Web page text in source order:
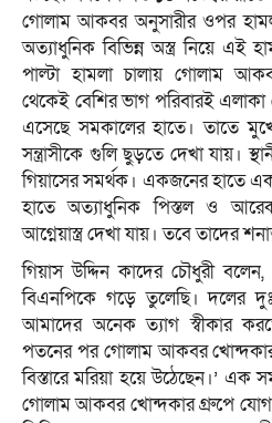
গোলাম আকবর অনুসারীর ওপর
অত্যাধুনিক বিভিন্ন অস্ত্র নিয়ে এই
পাল্টা হামলা চালায় গোলাম
থেকেই বেশির ভাগ পরিবারই
এসেছে সমকালের হাতে। তাতে
সন্ত্রাসীকে গুলি ছুড়তে দেখা যায়।
গিয়াসের সমর্থক। একজনের হাতে
হাতে অত্যাধুনিক পিস্তল ও
আগ্নেয়াস্ত্র দেখা যায়। তবে তাদের
গিয়াস উদ্দিন কাদের চৌধুরী
বিএনপিকে গড়ে তুলেছি। দলের
আমাদের অনেক ত্যাগ স্বীকার
পতনের পর গোলাম আকবর খোন্দকার
বিস্তারে মরিয়া হয়ে উঠেছেন।’ এক
গোলাম আকবর খোন্দকার গ্রুপে যোগ